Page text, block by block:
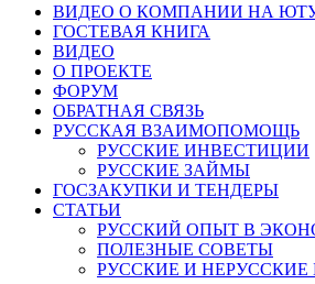
ВИДЕО О КОМПАНИИ НА
ГОСТЕВАЯ КНИГА
ВИДЕО
О ПРОЕКТЕ
ФОРУМ
ОБРАТНАЯ СВЯЗЬ
РУССКАЯ ВЗАИМОПОМОЩЬ
РУССКИЕ ИНВЕСТИЦИИ
РУССКИЕ ЗАЙМЫ
ГОСЗАКУПКИ И ТЕНДЕРЫ
СТАТЬИ
РУССКИЙ ОПЫТ В
ПОЛЕЗНЫЕ СОВЕТЫ
РУССКИЕ И НЕРУССКИЕ